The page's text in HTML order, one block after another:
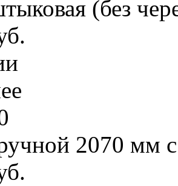
(без
2070 мм